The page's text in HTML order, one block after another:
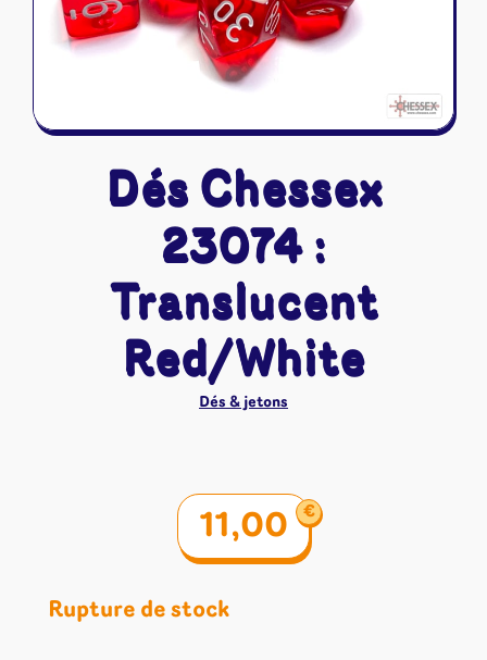
Naruto Mythos
Autres
Tapis de jeu
Dés Chessex
23074 :
Translucent
Red/White
Dés & jetons
11,00 €
Rupture de stock